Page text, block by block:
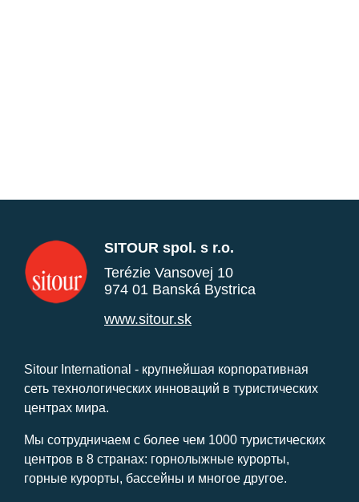
SITOUR spol. s r.o.
Terézie Vansovej 10
974 01 Banská Bystrica
www.sitour.sk
Sitour International - крупнейшая корпоративная
сеть технологических инноваций в туристических
центрах мира.
Мы сотрудничаем с более чем 1000 туристических
центров в 8 странах: горнолыжные курорты,
горные курорты, бассейны и многое другое.